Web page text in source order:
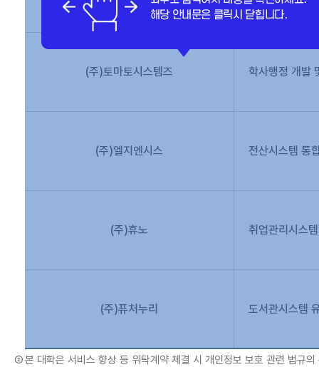
(주)토마토시스템즈 학사행정 개발
(주)엘지엔시스 전산시스템 통
(주)휴노 취업관리시스
(주)퓨처누리 도서관시스템
②본 대학은 서비스 향상 등 위탁계약 체결 시 개인정보 보호 관련 법규의